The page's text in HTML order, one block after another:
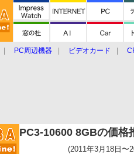
PC周辺機器 ビデオカード
PC3-10600 8GBの価格
(2011年3月18日〜